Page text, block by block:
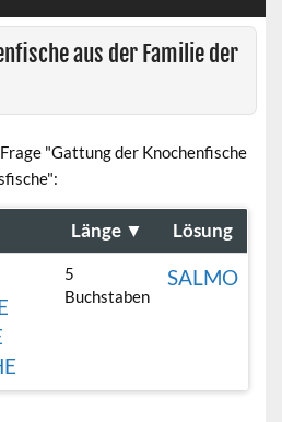
aus der Familie der
"Gattung der Knochenfische
Länge ▼ Lösung
5
Buchstaben
SALMO